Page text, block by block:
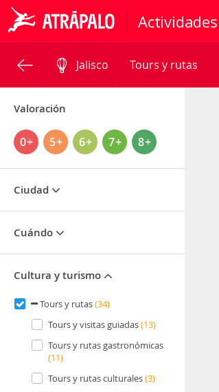
Actividades
Jalisco Tours y rutas
Valoración
0+ 5+ 6+ 7+ 8+
Ciudad
Cuándo
Cultura y turismo
Tours y rutas(34)
Tours y visitas guiadas(13)
Tours y rutas gastronómicas
(11)
Tours y rutas culturales(3)